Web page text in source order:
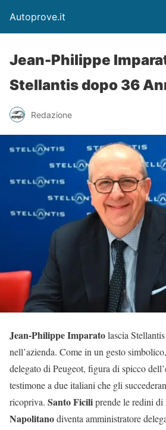
Autoprove.it
Jean-Philippe
Stellantis dopo 36
Redazione
Jean-Philippe Imparatolascia
nell’azienda. Come in un gesto
delegato di Peugeot, figura di spicco
testimone a due italiani che gli
ricopriva. Santo Ficiliprende le redini di
Napolitanodiventa amministratore